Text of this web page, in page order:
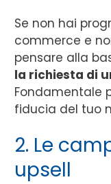
Se non hai
commerce e
pensare alla
la richiesta di
Fondamentale
fiducia del tuo
2. Le
upsell